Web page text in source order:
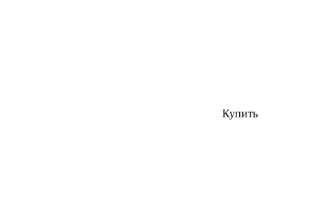
Купить